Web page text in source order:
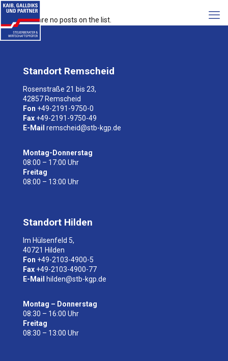
There are no posts on the list.
Standort Remscheid
Rosenstraße 21 bis 23,
42857 Remscheid
Fon +49-2191-9750-0
Fax +49-2191-9750-49
E-Mail remscheid@stb-kgp.de
Montag-Donnerstag
08:00 – 17:00 Uhr
Freitag
08:00 – 13:00 Uhr
Standort Hilden
Im Hülsenfeld 5,
40721 Hilden
Fon +49-2103-4900-5
Fax +49-2103-4900-77
E-Mail
hilden@stb-kgp.de
Montag – Donnerstag
08:30 – 16:00 Uhr
Freitag
08:30 – 13:00 Uhr